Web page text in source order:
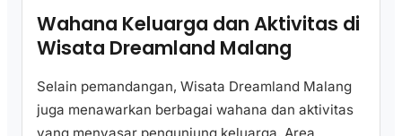
Wahana Keluarga dan Aktivitas di
Wisata Dreamland Malang
Selain pemandangan, Wisata Dreamland Malang
juga menawarkan berbagai wahana dan aktivitas